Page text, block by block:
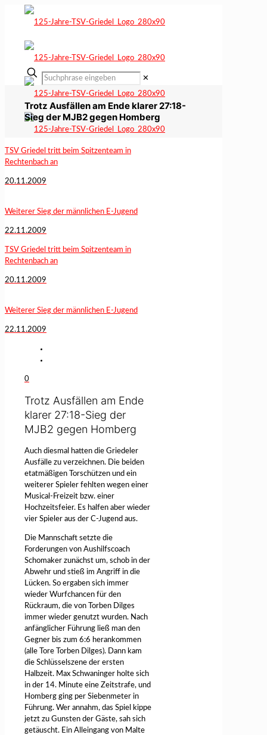
✕
Trotz Ausfällen am Ende klarer 27:18-
Sieg der MJB2 gegen Homberg
TSV Griedel tritt beim Spitzenteam in
Rechtenbach an
20.11.2009
Weiterer Sieg der männlichen E-Jugend
22.11.2009
TSV Griedel tritt beim Spitzenteam in
Rechtenbach an
20.11.2009
Weiterer Sieg der männlichen E-Jugend
22.11.2009
0
Trotz Ausfällen am Ende
klarer 27:18-Sieg der
MJB2 gegen Homberg
Auch diesmal hatten die Griedeler
Ausfälle zu verzeichnen. Die beiden
etatmäßigen Torschützen und ein
weiterer Spieler fehlten wegen einer
Musical-Freizeit bzw. einer
Hochzeitsfeier. Es halfen aber wieder
vier Spieler aus der C-Jugend aus.
Die Mannschaft setzte die
Forderungen von Aushilfscoach
Schomaker zunächst um, schob in der
Abwehr und stieß im Angriff in die
Lücken. So ergaben sich immer
wieder Wurfchancen für den
Rückraum, die von Torben Dilges
immer wieder genutzt wurden. Nach
anfänglicher Führung ließ man den
Gegner bis zum 6:6 herankommen
(alle Tore Torben Dilges). Dann kam
die Schlüsselszene der ersten
Halbzeit. Max Schwaninger holte sich
in der 14. Minute eine Zeitstrafe, und
Homberg ging per Siebenmeter in
Führung. Wer annahm, das Spiel kippe
jetzt zu Gunsten der Gäste, sah sich
getäuscht. Ein Alleingang von Malte